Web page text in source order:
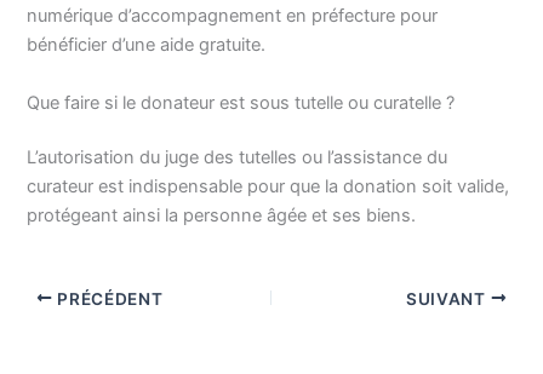
numérique d’accompagnement en préfecture pour
bénéficier d’une aide gratuite.
Que faire si le donateur est sous tutelle ou curatelle ?
L’autorisation du juge des tutelles ou l’assistance du
curateur est indispensable pour que la donation soit valide,
protégeant ainsi la personne âgée et ses biens.
PRÉCÉDENT SUIVANT